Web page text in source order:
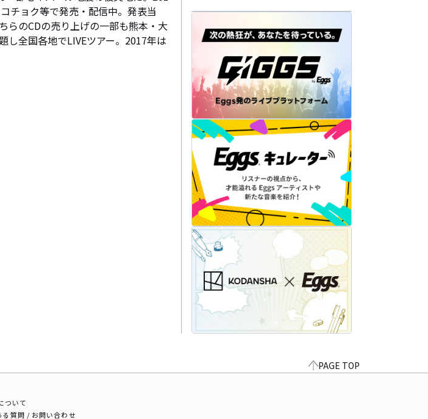
チョク等で発売・配信中。発表当
らのCDの売り上げの一部も熊本・大
し全国各地でLIVEツアー。2017年は
PAGE TOP
ついて
る質問 / お問い合わせ